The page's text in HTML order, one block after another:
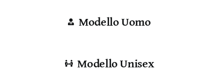
Modello Uomo
Modello Unisex